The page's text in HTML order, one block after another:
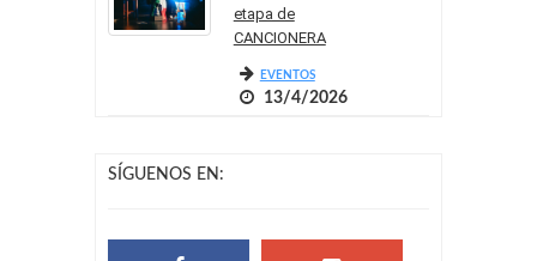
etapa de
CANCIONERA
EVENTOS
13/4/2026
SÍGUENOS EN: